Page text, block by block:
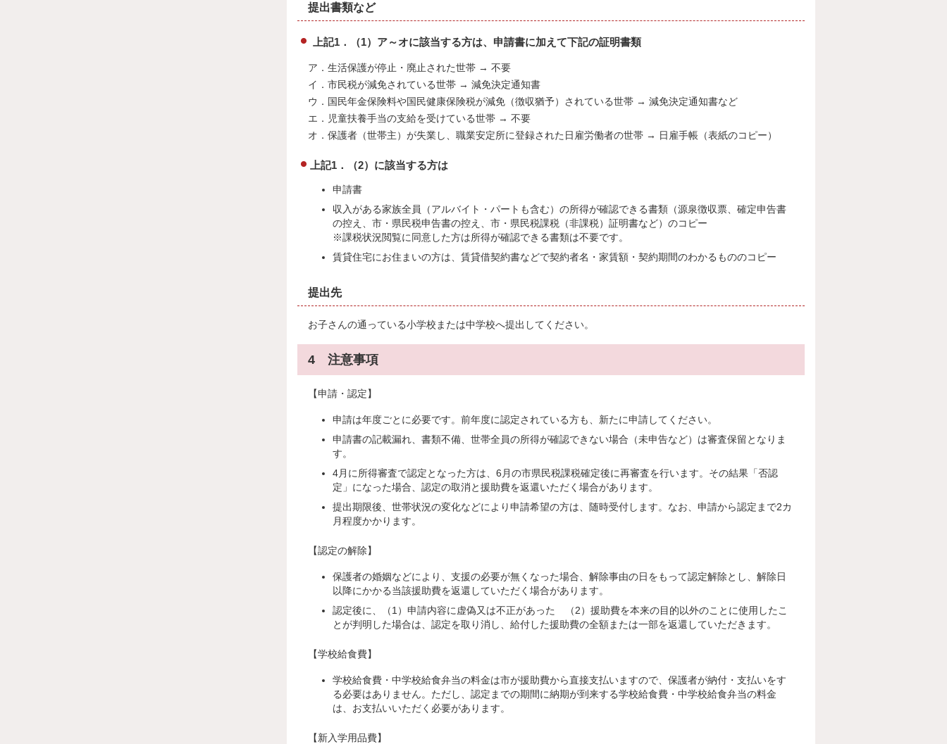
提出書類など
上記1．（1）ア～オに該当する方は、申請書に加えて下記の証明書類
ア．生活保護が停止・廃止された世帯 → 不要
イ．市民税が減免されている世帯 → 減免決定通知書
ウ．国民年金保険料や国民健康保険税が減免（徴収猶予）されている世帯 → 減免決定通知書など
エ．児童扶養手当の支給を受けている世帯 → 不要
オ．保護者（世帯主）が失業し、職業安定所に登録された日雇労働者の世帯 → 日雇手帳（表紙のコピー）
上記1．（2）に該当する方は
申請書
収入がある家族全員（アルバイト・パートも含む）の所得が確認できる書類（源泉徴収票、確定申告書
の控え、市・県民税申告書の控え、市・県民税課税（非課税）証明書など）のコピー
※課税状況閲覧に同意した方は所得が確認できる書類は不要です。
賃貸住宅にお住まいの方は、賃貸借契約書などで契約者名・家賃額・契約期間のわかるもののコピー
提出先
お子さんの通っている小学校または中学校へ提出してください。
4 注意事項
【申請・認定】
申請は年度ごとに必要です。前年度に認定されている方も、新たに申請してください。
申請書の記載漏れ、書類不備、世帯全員の所得が確認できない場合（未申告など）は審査保留となりま
す。
4月に所得審査で認定となった方は、6月の市県民税課税確定後に再審査を行います。その結果「否認
定」になった場合、認定の取消と援助費を返還いただく場合があります。
提出期限後、世帯状況の変化などにより申請希望の方は、随時受付します。なお、申請から認定まで2カ
月程度かかります。
【認定の解除】
保護者の婚姻などにより、支援の必要が無くなった場合、解除事由の日をもって認定解除とし、解除日
以降にかかる当該援助費を返還していただく場合があります。
認定後に、（1）申請内容に虚偽又は不正があった （2）援助費を本来の目的以外のことに使用したこ
とが判明した場合は、認定を取り消し、給付した援助費の全額または一部を返還していただきます。
【学校給食費】
学校給食費・中学校給食弁当の料金は市が援助費から直接支払いますので、保護者が納付・支払いをす
る必要はありません。ただし、認定までの期間に納期が到来する学校給食費・中学校給食弁当の料金
は、お支払いいただく必要があります。
【新入学用品費】